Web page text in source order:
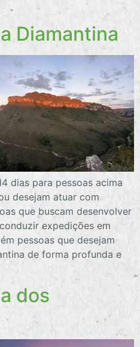
Diamantina
dias para pessoas acima
desejam atuar com
que buscam desenvolver
expedições em
pessoas que desejam
de forma profunda e
dos